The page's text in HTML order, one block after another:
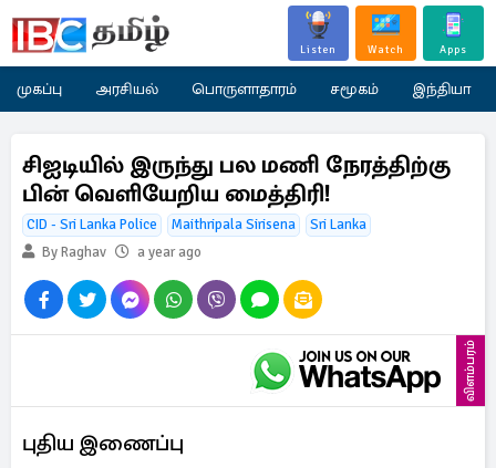
Listen Watch Apps
முகப்பு அரசியல் பொருளாதாரம் சமூகம் இந்தியா
சிஐடியில் இருந்து பல மணி நேரத்திற்கு
பின் வெளியேறிய மைத்திரி!
CID - Sri Lanka Police Maithripala Sirisena
Sri Lanka
By Raghav
a year ago
விளம்பரம்
புதிய இணைப்பு